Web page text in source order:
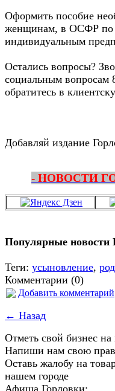
Оформить пособие
женщинам, в ОСФР
индивидуальным
Остались вопросы?
социальным вопросам
обратитесь в
Добавляй издание
- НОВОСТИ
Популярные новости
Теги: усыновление,
Комментарии (0)
Добавить комментарий
← Назад
Отметь свой бизнес на
Напиши нам свою
Оставь жалобу на
нашем городе
Афиша Горловки: